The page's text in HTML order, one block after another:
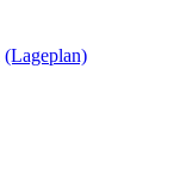
(Lageplan)